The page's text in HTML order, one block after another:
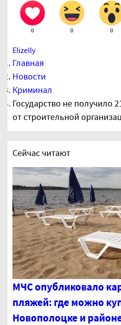
0 0 0
Elizelly
Главная
Новости
Криминал
Государство не получило
от строительной
Сейчас читают
МЧС опубликовало
пляжей: где можно
Новополоцке и